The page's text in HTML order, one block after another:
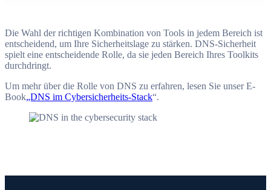
Die Wahl der richtigen Kombination von Tools in jedem Bereich ist
entscheidend, um Ihre Sicherheitslage zu stärken. DNS-Sicherheit
spielt eine entscheidende Rolle, da sie jeden Bereich Ihres Toolkits
durchdringt.
Um mehr über die Rolle von DNS zu erfahren, lesen Sie unser E-
Book„DNS im Cybersicherheits-Stack“.